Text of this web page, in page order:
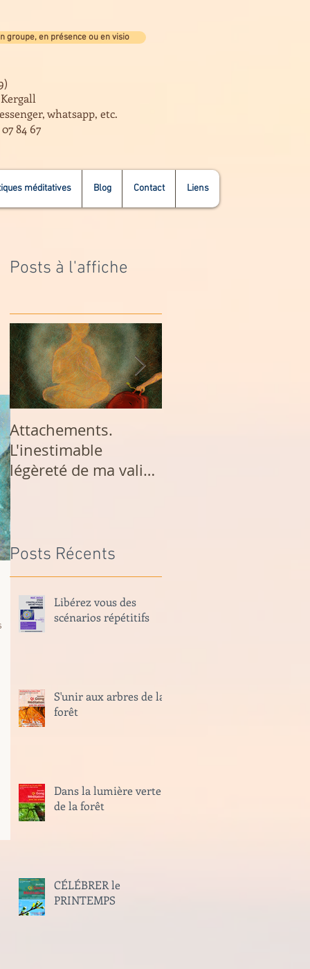
groupe, en présence ou en visio
whatsapp, etc.
84 67
méditatives Blog Contact Liens
Posts à l'affiche
Attachements.
L'inestimable
légèreté de ma valise
volée.
Posts Récents
Libérez vous des
scénarios répétitifs
S'unir aux arbres de la
forêt
Dans la lumière verte
de la forêt
CÉLÉBRER le
PRINTEMPS